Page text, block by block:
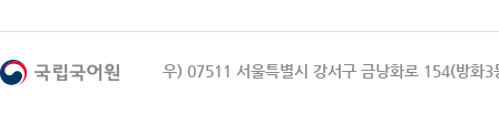
우) 07511 서울특별시 강서구 금낭화로 154(방화3